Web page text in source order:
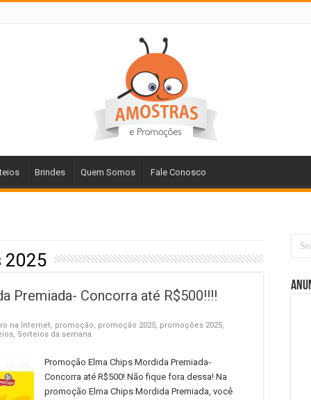
Brindes Quem Somos Fale Conosco
2025
Premiada- Concorra até R$500!!!!
na Internet, promoção, promoção 2025, promoções 2025,
, Sorteios da semana
Promoção Elma Chips Mordida Premiada-
Concorra até R$500! Não fique fora dessa! Na
promoção Elma Chips Mordida Premiada, você